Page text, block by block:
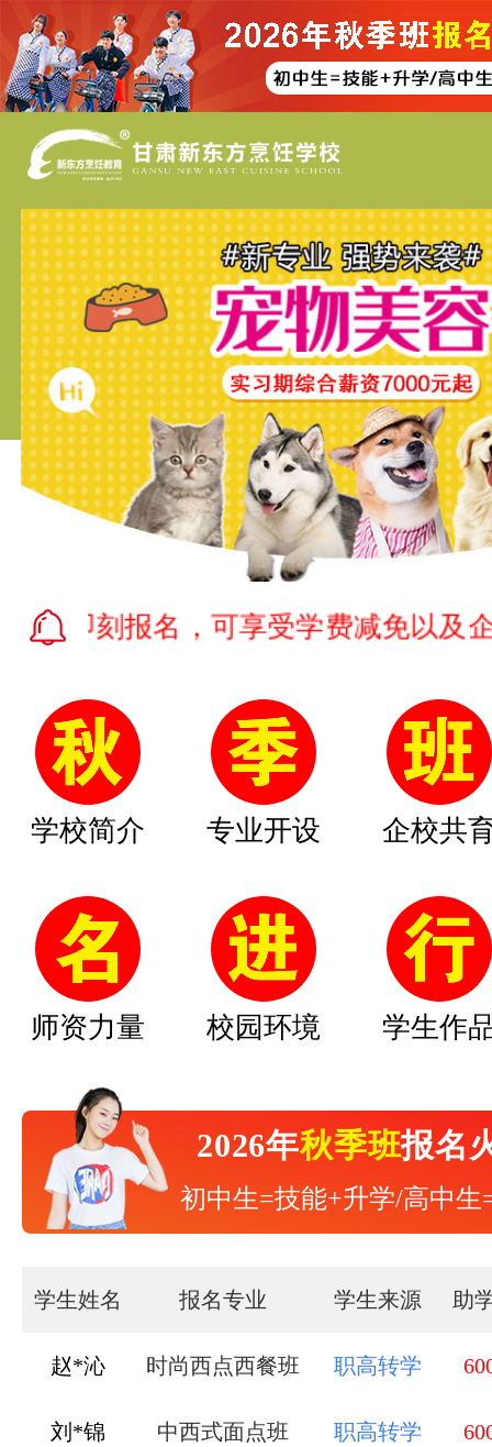
名，可享受学费减免以及企业提供
学校简介 专业开设 企校共
师资力量 校园环境 学生作
2026年秋季班报名
初中生=技能+升学/高中生
学生姓名 报名专业 学生来源 助
赵*沁 时尚西点西餐班 职高转学
刘*锦 中西式面点班 职高转学
秦*杰 形象设计与造型班 中专毕业